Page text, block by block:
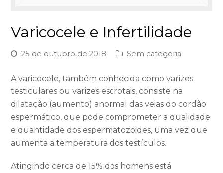
Varicocele e Infertilidade
25 de outubro de 2018 Sem categoria
A varicocele, também conhecida como varizes
testiculares ou varizes escrotais, consiste na
dilatação (aumento) anormal das veias do cordão
espermático, que pode comprometer a qualidade
e quantidade dos espermatozoides, uma vez que
aumenta a temperatura dos testículos.
Atingindo cerca de 15% dos homens está